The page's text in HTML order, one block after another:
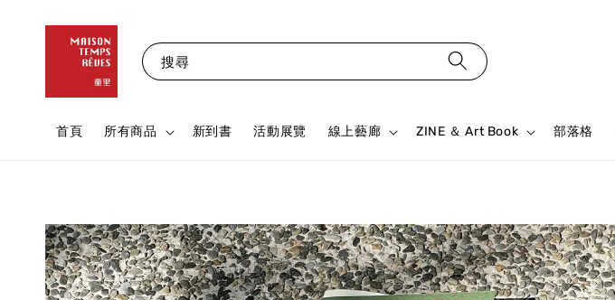
搜尋
首頁 所有商品 新到書 活動展覽 線上藝廊 ZINE ＆ Art Book 部落格